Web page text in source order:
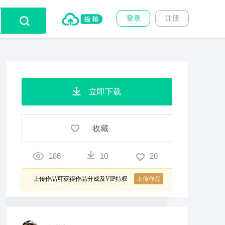
注册
登录
立即下载
收藏
186 10 20
上传作品可获得作品分成及VIP特权 上传作品